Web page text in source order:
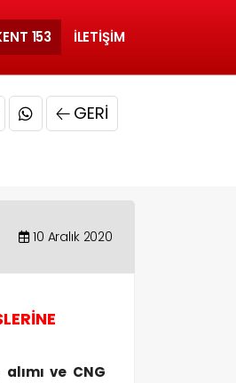
153 İLETIŞIM
GERI
10 Aralık 2020
ve CNG